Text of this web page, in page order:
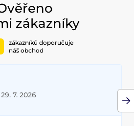
zákazníky
zákazníků doporučuje
náš obchod
7. 2026